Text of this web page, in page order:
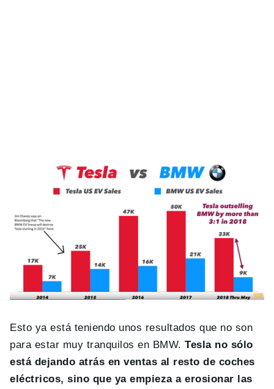
Esto ya está teniendo unos resultados que no son
para estar muy tranquilos en BMW.Tesla no sólo
está dejando atrás en ventas al resto de coches
eléctricos, sino que ya empieza a erosionar las